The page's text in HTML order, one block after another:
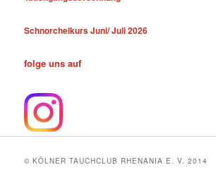
Schnorchelkurs Juni/ Juli 2026
folge uns auf
© KÖLNER TAUCHCLUB RHENANIA E. V. 2014